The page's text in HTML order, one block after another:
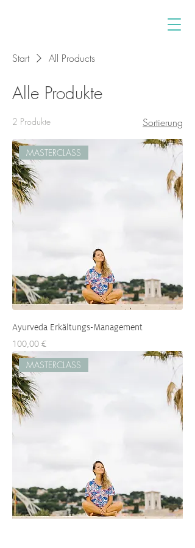
Start All Products
Alle Produkte
2 Produkte Sortierung
MASTERCLASS
Ayurveda Erkältungs-Management
Preis
100,00 €
MASTERCLASS